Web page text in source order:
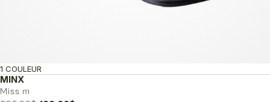
MINX
Miss m
1 COULEUR